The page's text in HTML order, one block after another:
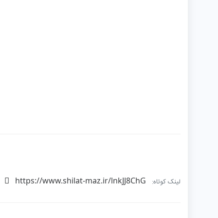
لینک کوتاه: https://www.shilat-maz.ir/lnkJJ8ChG